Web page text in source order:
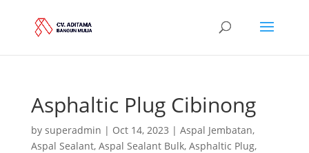
Asphaltic Plug Cibinong
by superadmin | Oct 14, 2023 | Aspal Jembatan,
Aspal Sealant, Aspal Sealant Bulk, Asphaltic Plug,